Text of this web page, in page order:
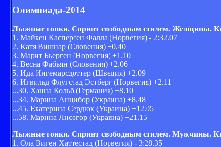
Олимпиада-2014
Лыжные гонки. Спринт свободным стилем. Женщины.
1. Майкен Касперсен Фалла (Норвегия) - 2:32.07
2. Катя Вишнар (Словения) +0.40
3. Марит Бьерген (Норвегия) +1.10
4. Весна Фабьян (Словения) +2.06
5. Ида Ингемарсдоттер (Швеция) +2.09
6. Игвильд Флугстад Эстберг (Норвегия) +2.11
...30. Ханна Кольб (Германия) +8.10
...34. Марина Анцибор (Украина) +8.48
...45. Екатерина Сердюк (Украина) +12.05
...58. Марина Лисогор (Украина) +21.15
Лыжные гонки. Спринт свободным стилем. Мужчины.
1. Ола Виген Хаттестад (Норвегия) - 3:28.35